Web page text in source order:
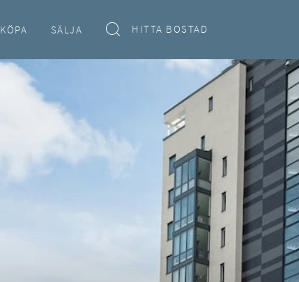
KÖPA SÄLJA HITTA BOSTAD